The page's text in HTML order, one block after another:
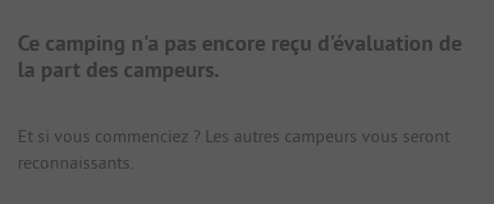
Ce camping n'a pas encore reçu d'évaluation de
la part des campeurs.
Et si vous commenciez ? Les autres campeurs vous seront
reconnaissants.